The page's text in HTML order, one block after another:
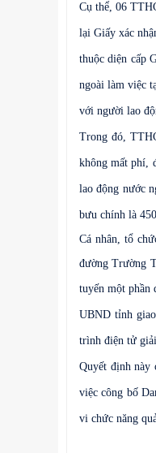
Cụ thể, 06
lại Giấy xác
thuộc diện cấp
ngoài làm việc
với người lao
Trong đó,
không mất phí,
lao động nước
bưu chính là
Cá nhân, tổ
đường Trường
tuyến một phần
UBND tỉnh
trình điện tử
Quyết định này
việc công bố
vi chức năng